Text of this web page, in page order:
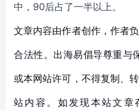
中，90后占了一半以上。
文章内容由作者创作，作者
合法性。出海易倡导尊重与
或本网站许可，不得复制、
站内容。如发现本站文